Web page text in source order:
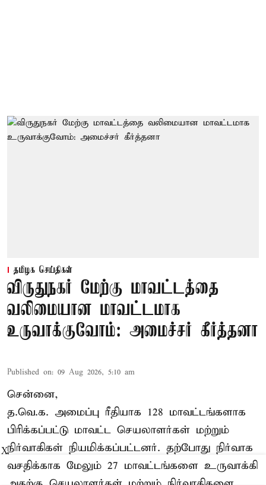
தமிழக செய்திகள்
விருதுநகர் மேற்கு மாவட்டத்தை
வலிமையான மாவட்டமாக
உருவாக்குவோம்: அமைச்சர் கீர்த்தனா
Published on: 09 Aug 2026, 5:10 am
சென்னை,
த.வெ.க. அமைப்பு ரீதியாக 128 மாவட்டங்களாக
பிரிக்கப்பட்டு மாவட்ட செயலாளர்கள் மற்றும்
நிர்வாகிகள் நியமிக்கப்பட்டனர். தற்போது நிர்வாக
வசதிக்காக மேலும் 27 மாவட்டங்களை உருவாக்கி
X